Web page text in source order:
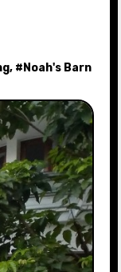
, # Noah's Barn